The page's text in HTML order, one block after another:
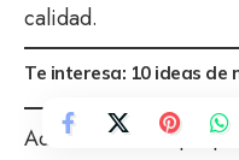
calidad.
Te interesa: 10 ideas de
Además con sus